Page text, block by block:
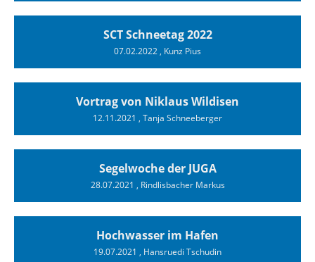
SCT Schneetag 2022
07.02.2022, Kunz Pius
Vortrag von Niklaus Wildisen
12.11.2021 , Tanja Schneeberger
Segelwoche der JUGA
28.07.2021 , Rindlisbacher Markus
Hochwasser im Hafen
19.07.2021 , Hansruedi Tschudin